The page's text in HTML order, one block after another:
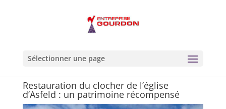
Sélectionner une page
Restauration du clocher de l’église
d’Asfeld : un patrimoine récompensé